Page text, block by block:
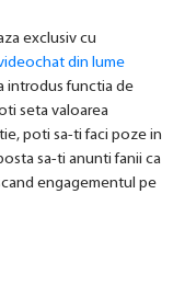
exclusiv cu
din lume
introdus functia de
seta valoarea
poti sa-ti faci poze in
sa-ti anunti fanii ca
engagementul pe